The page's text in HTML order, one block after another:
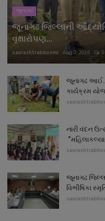
જુનાગઢ
જૂનાગઢ જિલ્લાની
વૃક્ષારોપણ...
saurashtrabhoomi Aug 7, 2026 0
જૂનાગઢ
કાર્યક્રમ
નારી વંદન
જૂનાગઢ
વિભીષિકા